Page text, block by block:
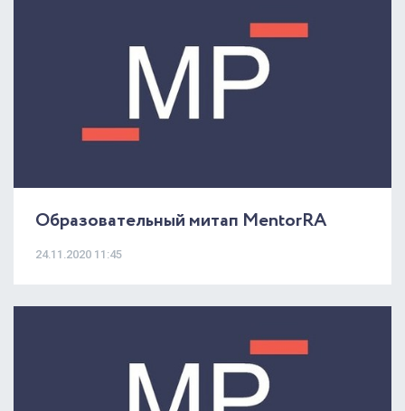
Образовательный митап MentorRA
24.11.2020 11:45